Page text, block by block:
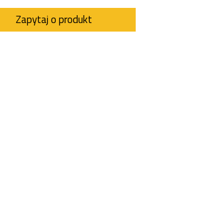
Zapytaj o produkt